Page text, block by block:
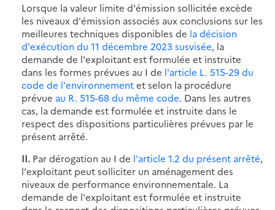
Lorsque la valeur limite d'émission sollicitée excède
les niveaux d'émission associés aux conclusions sur les
meilleures techniques disponibles de la décision
d'exécution du 11 décembre 2023 susvisée, la
demande de l'exploitant est formulée et instruite
dans les formes prévues au I de l'article L. 515-29 du
code de l'environnementet selon la procédure
prévue au R. 515-68 du même code. Dans les autres
cas, la demande est formulée et instruite dans le
respect des dispositions particulières prévues par le
présent arrêté.
II. Par dérogation au I de l'article 1.2 du présent arrêté,
l'exploitant peut solliciter un aménagement des
niveaux de performance environnementale. La
demande de l'exploitant est formulée et instruite